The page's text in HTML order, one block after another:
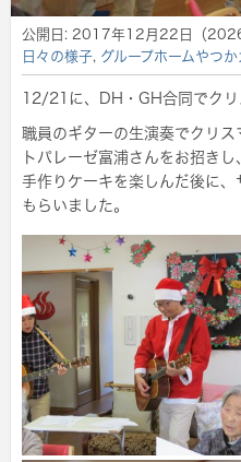
公開日: 2017年12月22日 （
日々の様子, グループホームやつ
12/21に、DH・GH合同でクリ
職員のギターの生演奏でクリス
トパレーゼ富浦さんをお招きし
手作りケーキを楽しんだ後に
もらいました。